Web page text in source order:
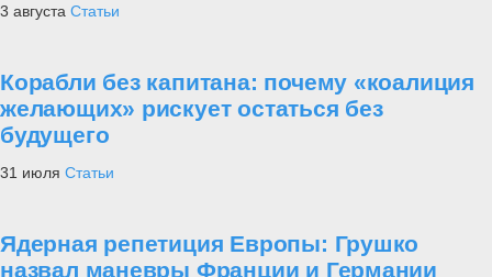
3 августа Статьи
Корабли без капитана: почему «коалиция
желающих» рискует остаться без
будущего
31 июля Статьи
Ядерная репетиция Европы: Грушко
назвал маневры Франции и Германии